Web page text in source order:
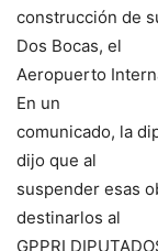
construcción de
Dos Bocas, el
Aeropuerto
En un
comunicado, la
dijo que al
suspender esas
destinarlos al
GPPRI